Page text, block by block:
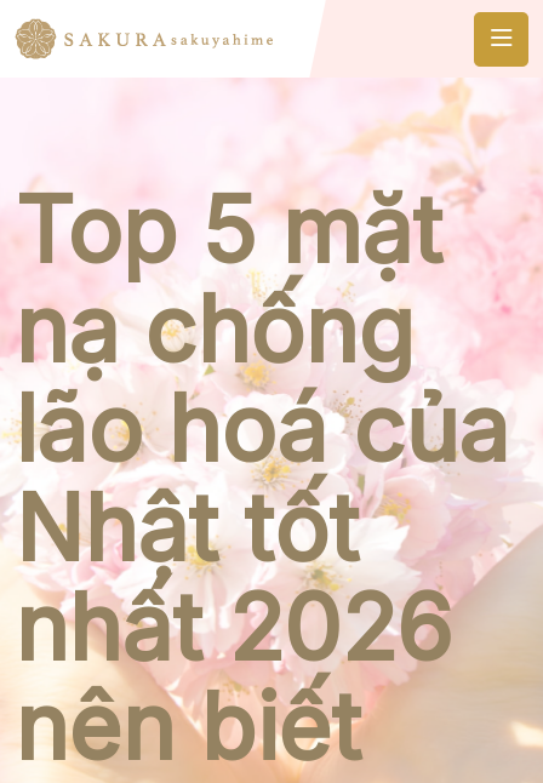
Top 5 mặt
nạ chống
lão hoá của
Nhật tốt
nhất 2026
nên biết